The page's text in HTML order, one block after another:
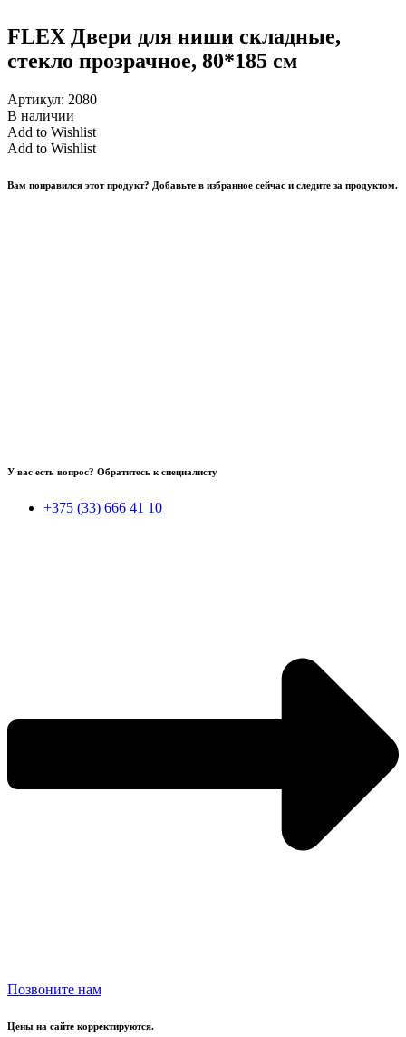
FLEX Двери для ниши складные,
стекло прозрачное, 80*185 см
Артикул: 2080
В наличии
Add to Wishlist
Add to Wishlist
Вам понравился этот продукт? Добавьте в избранное сейчас и следите за продуктом.
У вас есть вопрос? Обратитесь к специалисту
+375 (33) 666 41 10
Позвоните нам
Цены на сайте корректируются.